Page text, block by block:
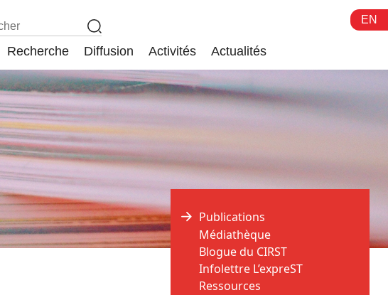
EN
Recherche Diffusion Activités Actualités
Publications
Médiathèque
Blogue du CIRST
Infolettre L’expreST
Ressources